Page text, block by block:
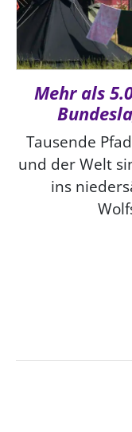
Mehr als
Tausende
und der Welt
ins